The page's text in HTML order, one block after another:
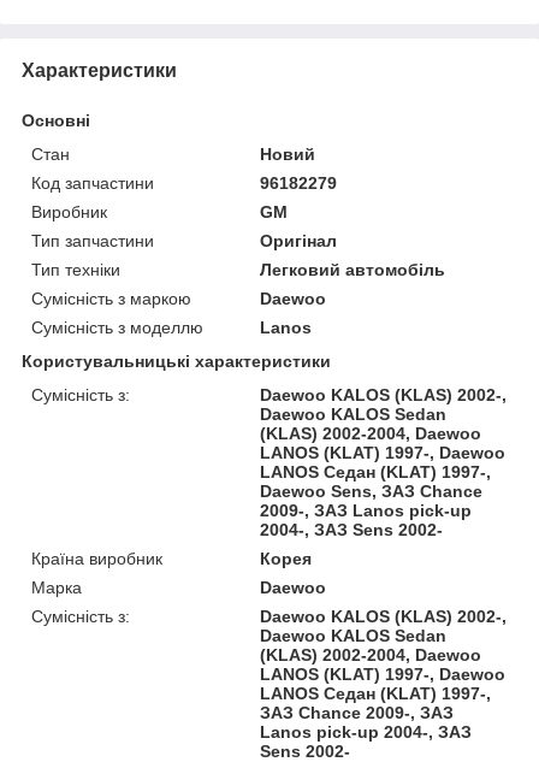
Характеристики
Основні
Стан
Новий
Код запчастини
96182279
Виробник
GM
Тип запчастини
Оригінал
Тип техніки
Легковий автомобіль
Сумісність з маркою
Daewoo
Сумісність з моделлю
Lanos
Користувальницькі характеристики
Сумісність з:
Daewoo KALOS (KLAS) 2002-,
Daewoo KALOS Sedan
(KLAS) 2002-2004, Daewoo
LANOS (KLAT) 1997-, Daewoo
LANOS Седан (KLAT) 1997-,
Daewoo Sens, ЗАЗ Chance
2009-, ЗАЗ Lanos pick-up
2004-, ЗАЗ Sens 2002-
Країна виробник
Корея
Марка
Daewoo
Сумісність з:
Daewoo KALOS (KLAS) 2002-,
Daewoo KALOS Sedan
(KLAS) 2002-2004, Daewoo
LANOS (KLAT) 1997-, Daewoo
LANOS Седан (KLAT) 1997-,
ЗАЗ Chance 2009-, ЗАЗ
Lanos pick-up 2004-, ЗАЗ
Sens 2002-